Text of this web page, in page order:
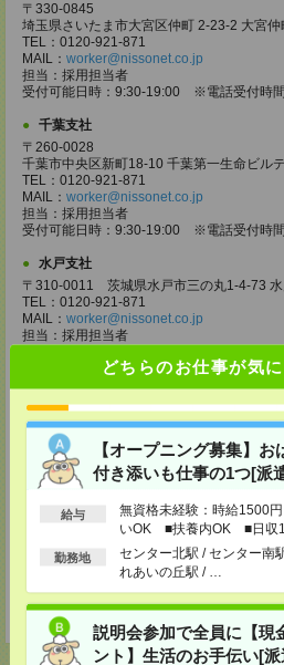
どちらのお仕事が気
【オープニング募集】
付き添いも仕事の1つ[派
給与
無資格未経験：時給1500
いOK ■扶養内OK ■日収
以上
勤務地
センター北駅 / センター南
れあいの丘駅 / …
説明会参加で全員に【現
ント】生活のお手伝い[
〒330-0845
埼玉県さいたま市大宮区仲町 2-23-2 大宮
TEL：0120-921-871
MAIL： worker@nissonet.co.jp
担当：採用担当者
受付可能日時：9:30-19:00 ※電話受付時
千葉支社
〒260-0028
千葉市中央区新町18-10 千葉第一生命ビル
TEL：0120-921-871
MAIL： worker@nissonet.co.jp
担当：採用担当者
受付可能日時：9:30-19:00 ※電話受付時
水戸支社
〒310-0011 茨城県水戸市三の丸1-4-73 水
TEL：0120-921-871
MAIL： worker@nissonet.co.jp
担当：採用担当者
宇都宮支社
〒320-0811 栃木県宇都宮市大通り1-2-11
TEL：0120-921-871
MAIL：worker@nissonet.co.jp
担当：採用担当者
受付可能日時：9:30-19:00 ※電話受付時
高崎支社
埼玉県さいたま市大宮区仲町2-23-2 大宮
TEL：0120-921-871
worker@nissonet.co.jp
担当：採用担当者
受付可能日時：9:30-19:00 ※電話受付時